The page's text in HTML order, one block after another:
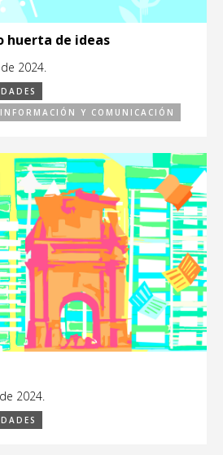
huerta de ideas
2024.
Y COMUNICACIÓN
2024.